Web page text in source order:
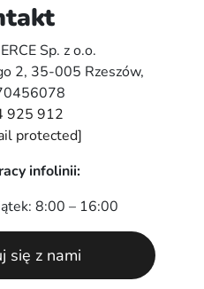
Sp. z o.o.
2, 35-005 Rzeszów,
925 912
protected]
infolinii:
8:00 – 16:00
się z nami